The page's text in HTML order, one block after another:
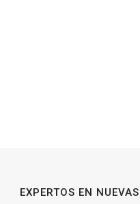
EXPERTOS EN